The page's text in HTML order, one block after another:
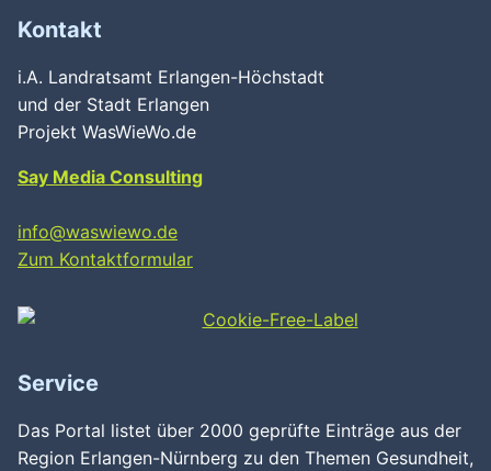
Kontakt
i.A. Landratsamt Erlangen-Höchstadt
und der Stadt Erlangen
Projekt WasWieWo.de
Say Media Consulting
info@waswiewo.de
Zum Kontaktformular
Service
Das Portal listet über 2000 geprüfte Einträge aus der
Region Erlangen-Nürnberg zu den Themen Gesundheit,